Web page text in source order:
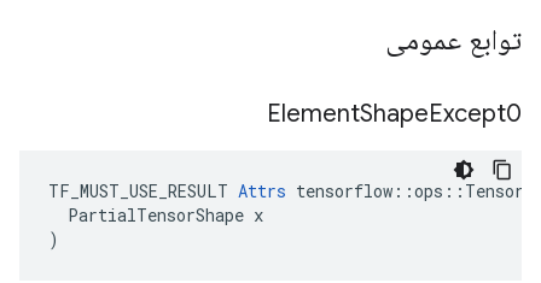
توابع عمومی
ElementShapeExcept0
TF_MUST_USE_RESULT Attrs
  PartialTensorShape x
)